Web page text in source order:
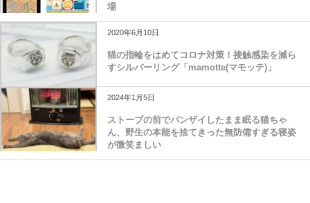
場
2020年6月10日
猫の指輪をはめてコロナ対策！接触感染を減ら
すシルバーリング「mamotte(マモッテ)」
2024年1月5日
ストーブの前でバンザイしたまま眠る猫ちゃ
ん、野生の本能を捨てきった無防備すぎる寝姿
が微笑ましい